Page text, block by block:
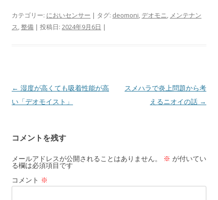
e
b
k
e
n
ai
l
カテゴリー: においセンサー | タグ: deomoni, デオモニ, メンテナン
ス,整備 | 投稿日: 2024年9月6日 |
投稿ナビゲーション
← 湿度が高くても吸着性能が高
い「デオモイスト」
スメハラで炎上問題から考
えるニオイの話 →
コメントを残す
メールアドレスが公開されることはありません。 ※ が付いてい
る欄は必須項目です
コメント ※